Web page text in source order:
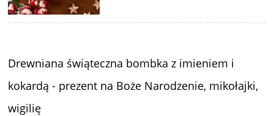
Drewniana świąteczna bombka z imieniem i
kokardą - prezent na Boże Narodzenie, mikołajki,
wigilię